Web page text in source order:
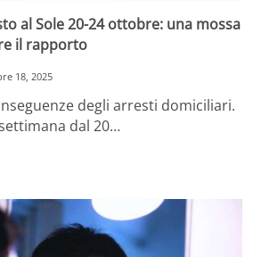
al Sole 20-24 ottobre: una mossa
il rapporto
18, 2025
degli arresti domiciliari.
dal 20…